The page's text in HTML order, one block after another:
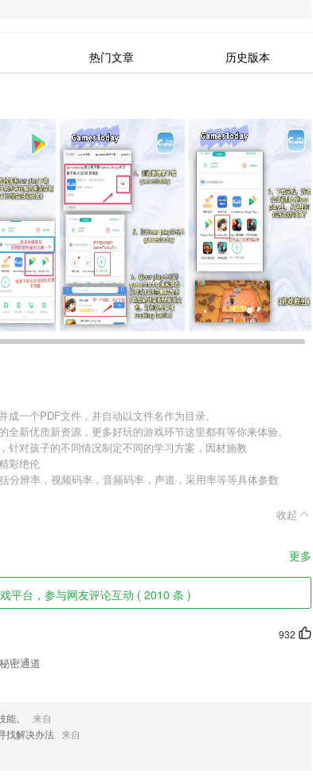
热门文章 历史版本
一个PDF文件，并自动以文件名作为目录。
全新优质新资源，更多好玩的游戏环节这里都有等你来体验。
针对孩子的不同情况制定不同的学习方案，因材施教
彩绝伦
分辨率，视频码率，音频码率，声道，采用率等等具体参数
收起
更多
平台，参与网友评论互动 ( 2010 条 )
932
密通道
能。
来自
找解决办法 来自